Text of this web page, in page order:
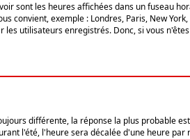
sont les heures affichées dans un fuseau
convient, exemple : Londres, Paris, New
utilisateurs enregistrés. Donc, si vous
différente, la réponse la plus probable
l'été, l'heure sera décalée d'une heure